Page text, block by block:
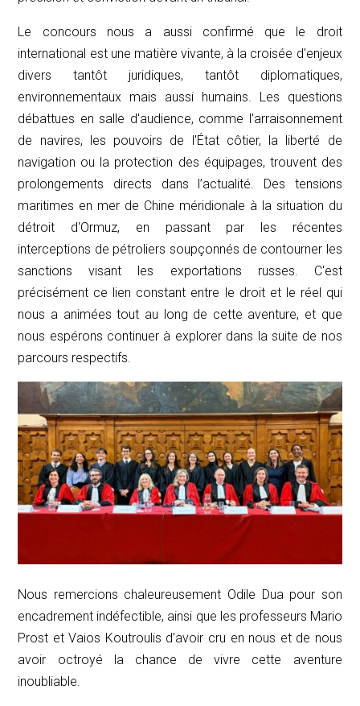
Le concours nous a aussi confirmé que le droit
international est une matière vivante, à la croisée d'enjeux
divers tantôt juridiques, tantôt diplomatiques,
environnementaux mais aussi humains. Les questions
débattues en salle d'audience, comme l'arraisonnement
de navires, les pouvoirs de l'État côtier, la liberté de
navigation ou la protection des équipages, trouvent des
prolongements directs dans l’actualité. Des tensions
maritimes en mer de Chine méridionale à la situation du
détroit d'Ormuz, en passant par les récentes
interceptions de pétroliers soupçonnés de contourner les
sanctions visant les exportations russes. C'est
précisément ce lien constant entre le droit et le réel qui
nous a animées tout au long de cette aventure, et que
nous espérons continuer à explorer dans la suite de nos
parcours respectifs.
Nous remercions chaleureusement Odile Dua pour son
encadrement indéfectible, ainsi que les professeurs Mario
Prost et Vaios Koutroulis d’avoir cru en nous et de nous
avoir octroyé la chance de vivre cette aventure
inoubliable.